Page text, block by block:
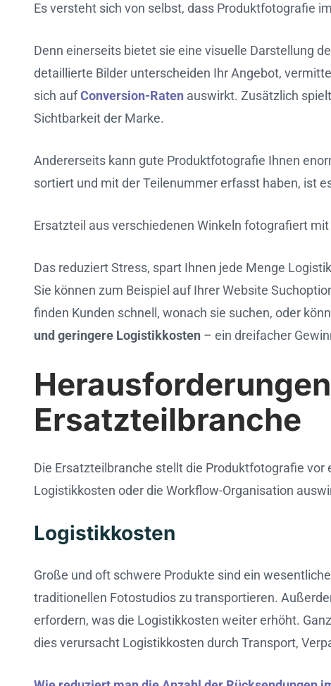
Es versteht sich von selbst, dass Produktfotografie
Denn einerseits bietet sie eine visuelle Darstellung
detaillierte Bilder unterscheiden Ihr Angebot,
sich aufConversion-Raten auswirkt. Zusätzlich
Sichtbarkeit der Marke.
Andererseits kann gute Produktfotografie Ihnen
sortiert und mit der Teilenummer erfasst haben, ist
Ersatzteil aus verschiedenen Winkeln fotografiert
Das reduziert Stress, spart Ihnen jede Menge
Sie können zum Beispiel auf Ihrer Website
finden Kunden schnell, wonach sie suchen, oder
und geringere Logistikkosten – ein dreifacher
Ersatzteilbranche
Die Ersatzteilbranche stellt die Produktfotografie
Logistikkosten oder die Workflow-Organisation
Logistikkosten
Große und oft schwere Produkte sind ein
traditionellen Fotostudios zu transportieren.
erfordern, was die Logistikkosten weiter erhöht.
dies verursacht Logistikkosten durch Transport,